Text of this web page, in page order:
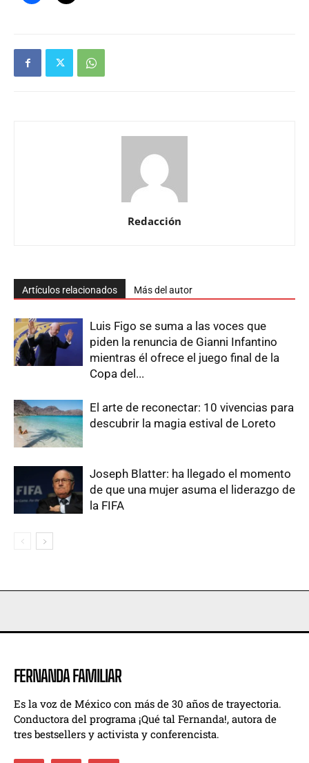
Redacción
Artículos relacionados Más del autor
Luis Figo se suma a las voces que
piden la renuncia de Gianni Infantino
mientras él ofrece el juego final de la
Copa del...
El arte de reconectar: 10 vivencias para
descubrir la magia estival de Loreto
Joseph Blatter: ha llegado el momento
de que una mujer asuma el liderazgo de
la FIFA
FERNANDA FAMILIAR
Es la voz de México con más de 30 años de trayectoria.
Conductora del programa ¡Qué tal Fernanda!, autora de
tres bestsellers y activista y conferencista.